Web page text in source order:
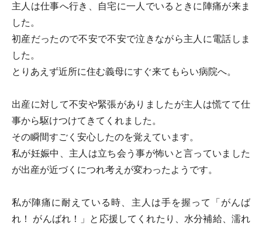
主人は仕事へ行き、自宅に一人でいるときに陣痛が来ま
した。
初産だったので不安で不安で泣きながら主人に電話しま
した。
とりあえず近所に住む義母にすぐ来てもらい病院へ。
出産に対して不安や緊張がありましたが主人は慌てて仕
事から駆けつけてきてくれました。
その瞬間すごく安心したのを覚えています。
私が妊娠中、主人は立ち会う事が怖いと言っていました
が出産が近づくにつれ考えが変わったようです。
私が陣痛に耐えている時、主人は手を握って「がんば
れ！ がんばれ！」と応援してくれたり、水分補給、濡れ